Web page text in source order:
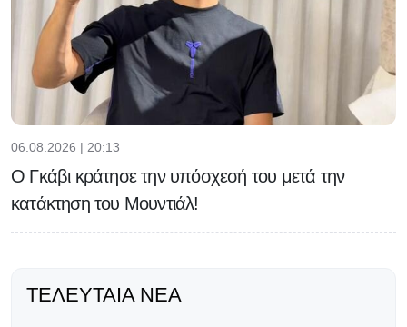
06.08.2026 | 20:13
Ο Γκάβι κράτησε την υπόσχεσή του μετά την
κατάκτηση του Μουντιάλ!
ΤΕΛΕΥΤΑΊΑ ΝΈΑ